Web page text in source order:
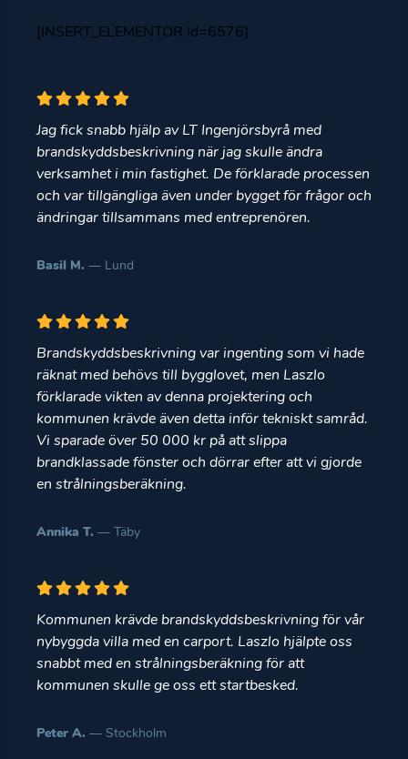
[INSERT_ELEMENTOR id=6576]
Jag fick snabb hjälp av LT Ingenjörsbyrå med
brandskyddsbeskrivning när jag skulle ändra
verksamhet i min fastighet. De förklarade processen
och var tillgängliga även under bygget för frågor och
ändringar tillsammans med entreprenören.
Basil M. — Lund
Brandskyddsbeskrivning var ingenting som vi hade
räknat med behövs till bygglovet, men Laszlo
förklarade vikten av denna projektering och
kommunen krävde även detta inför tekniskt samråd.
Vi sparade över 50 000 kr på att slippa
brandklassade fönster och dörrar efter att vi gjorde
en strålningsberäkning.
Annika T. — Täby
Kommunen krävde brandskyddsbeskrivning för vår
nybyggda villa med en carport. Laszlo hjälpte oss
snabbt med en strålningsberäkning för att
kommunen skulle ge oss ett startbesked.
Peter A. — Stockholm